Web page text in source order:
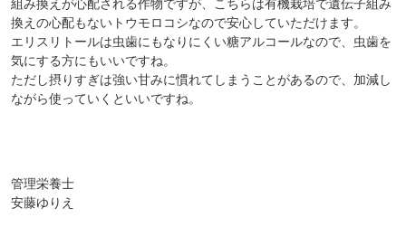
組み換えが心配される作物ですが、こちらは有機栽培で遺伝子組み
換えの心配もないトウモロコシなので安心していただけます。
エリスリトールは虫歯にもなりにくい糖アルコールなので、虫歯を
気にする方にもいいですね。
ただし摂りすぎは強い甘みに慣れてしまうことがあるので、加減し
ながら使っていくといいですね。
管理栄養士
安藤ゆりえ